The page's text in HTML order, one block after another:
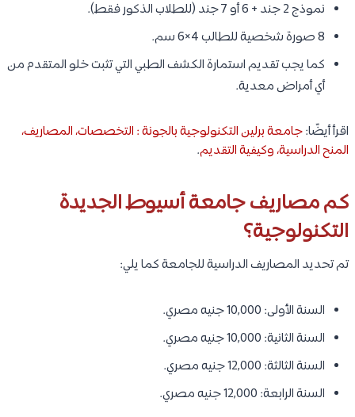
نموذج 2 جند + 6 أو 7 جند (للطلاب الذكور فقط).
8 صورة شخصية للطالب 4×6 سم.
كما يجب تقديم استمارة الكشف الطبي التي تثبت خلو المتقدم من
أي أمراض معدية.
اقرأ أيضًا:جامعة برلين التكنولوجية بالجونة : التخصصات، المصاريف،
المنح الدراسية، وكيفية التقديم.
كم مصاريف جامعة أسيوط الجديدة
التكنولوجية؟
تم تحديد المصاريف الدراسية للجامعة كما يلي:
السنة الأولى: 10,000 جنيه مصري.
السنة الثانية: 10,000 جنيه مصري.
السنة الثالثة: 12,000 جنيه مصري.
السنة الرابعة: 12,000 جنيه مصري.